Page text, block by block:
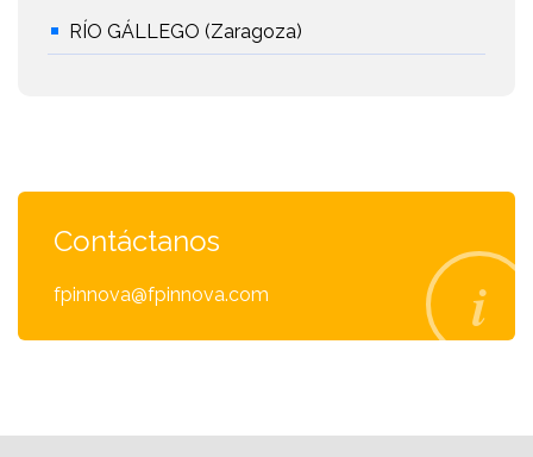
RÍO GÁLLEGO (Zaragoza)
Contáctanos
fpinnova@fpinnova.com